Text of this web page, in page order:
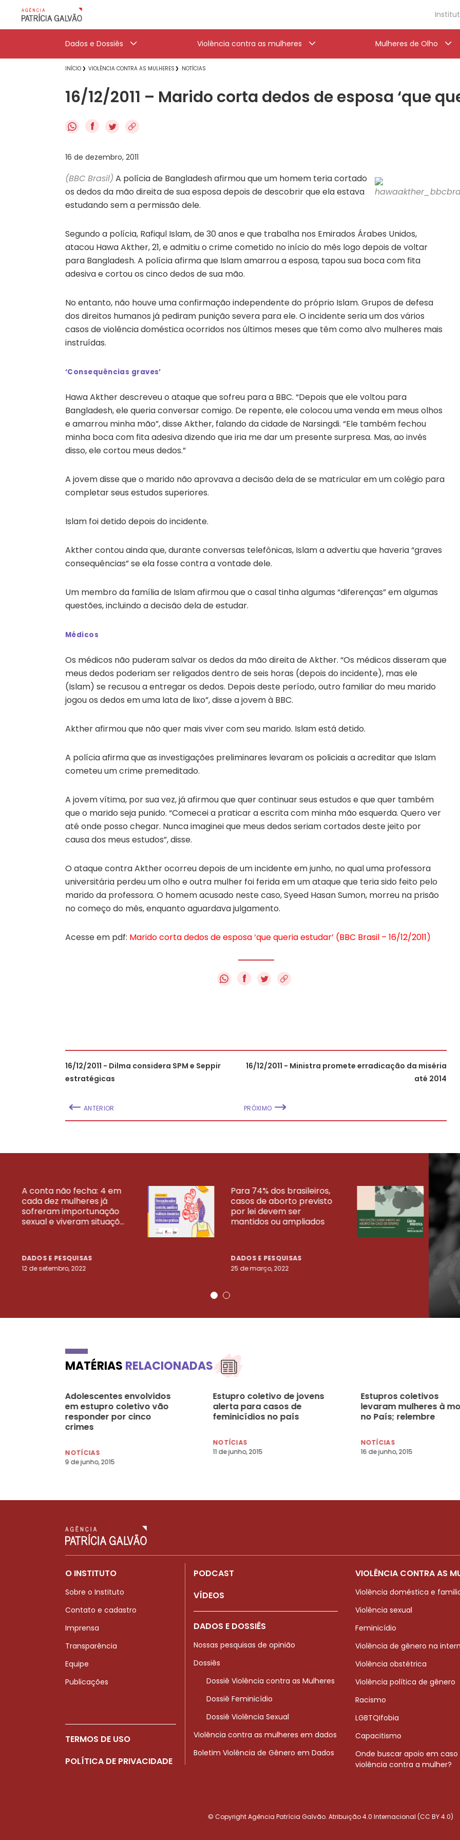
Dados e Dossiês Violência contra as mulheres Mulheres de Olho
INÍCIO VIOLÊNCIA CONTRA AS MULHERES NOTÍCIAS
16/12/2011 – Marido corta dedos de esposa ‘que
f
16 de dezembro, 2011
(BBC Brasil) A polícia de Bangladesh afirmou que um homem teria cortado
os dedos da mão direita de sua esposa depois de descobrir que ela estava
estudando sem a permissão dele.
Segundo a polícia, Rafiqul Islam, de 30 anos e que trabalha nos Emirados Árabes Unidos,
atacou Hawa Akther, 21, e admitiu o crime cometido no início do mês logo depois de voltar
para Bangladesh. A polícia afirma que Islam amarrou a esposa, tapou sua boca com fita
adesiva e cortou os cinco dedos de sua mão.
No entanto, não houve uma confirmação independente do próprio Islam. Grupos de defesa
dos direitos humanos já pediram punição severa para ele. O incidente seria um dos vários
casos de violência doméstica ocorridos nos últimos meses que têm como alvo mulheres mais
instruídas.
‘Consequências graves’
Hawa Akther descreveu o ataque que sofreu para a BBC. “Depois que ele voltou para
Bangladesh, ele queria conversar comigo. De repente, ele colocou uma venda em meus olhos
e amarrou minha mão”, disse Akther, falando da cidade de Narsingdi. “Ele também fechou
minha boca com fita adesiva dizendo que iria me dar um presente surpresa. Mas, ao invés
disso, ele cortou meus dedos.”
A jovem disse que o marido não aprovava a decisão dela de se matricular em um colégio para
completar seus estudos superiores.
Islam foi detido depois do incidente.
Akther contou ainda que, durante conversas telefônicas, Islam a advertiu que haveria “graves
consequências” se ela fosse contra a vontade dele.
Um membro da família de Islam afirmou que o casal tinha algumas “diferenças” em algumas
questões, incluindo a decisão dela de estudar.
Médicos
Os médicos não puderam salvar os dedos da mão direita de Akther. “Os médicos disseram que
meus dedos poderiam ser religados dentro de seis horas (depois do incidente), mas ele
(Islam) se recusou a entregar os dedos. Depois deste período, outro familiar do meu marido
jogou os dedos em uma lata de lixo”, disse a jovem à BBC.
Akther afirmou que não quer mais viver com seu marido. Islam está detido.
A polícia afirma que as investigações preliminares levaram os policiais a acreditar que Islam
cometeu um crime premeditado.
A jovem vítima, por sua vez, já afirmou que quer continuar seus estudos e que quer também
que o marido seja punido. “Comecei a praticar a escrita com minha mão esquerda. Quero ver
até onde posso chegar. Nunca imaginei que meus dedos seriam cortados deste jeito por
causa dos meus estudos”, disse.
O ataque contra Akther ocorreu depois de um incidente em junho, no qual uma professora
universitária perdeu um olho e outra mulher foi ferida em um ataque que teria sido feito pelo
marido da professora. O homem acusado neste caso, Syeed Hasan Sumon, morreu na prisão
no começo do mês, enquanto aguardava julgamento.
Acesse em pdf: Marido corta dedos de esposa ‘que queria estudar’ (BBC Brasil – 16/12/2011)
f
16/12/2011 - Dilma considera SPM e Seppir
estratégicas
ANTERIOR
16/12/2011 - Ministra promete erradicação da miséria
até 2014
PRÓXIMO
A conta não fecha: 4 em
cada dez mulheres já
sofreram importunação
sexual e viveram situaçõ...
DADOS E PESQUISAS
12 de setembro, 2022
Para 74% dos brasileiros,
casos de aborto previsto
por lei devem ser
mantidos ou ampliados
DADOS E PESQUISAS
25 de março, 2022
23
VEJA MAIS PESQUISAS
MATÉRIAS RELACIONADAS
Adolescentes envolvidos
em estupro coletivo vão
responder por cinco
crimes
NOTÍCIAS
9 de junho, 2015
Estupro coletivo de jovens
alerta para casos de
feminicídios no país
NOTÍCIAS
11 de junho, 2015
Estupros coletivos
levaram mulheres à
no País; relembre
NOTÍCIAS
16 de junho, 2015
O INSTITUTO
Sobre o Instituto
Contato e cadastro
Imprensa
Transparência
Equipe
Publicações
TERMOS DE USO
POLÍTICA DE PRIVACIDADE
PODCAST
VÍDEOS
DADOS E DOSSIÊS
Nossas pesquisas de opinião
Dossiês
Dossiê Violência contra as Mulheres
Dossiê Feminicídio
Dossiê Violência Sexual
Violência contra as mulheres em dados
Boletim Violência de Gênero em Dados
VIOLÊNCIA CONTRA AS
Violência doméstica e
Violência sexual
Feminicídio
Violência de gênero na
Violência obstétrica
Violência política de gênero
Racismo
LGBTQIfobia
Capacitismo
Onde buscar apoio em caso
violência contra a mulher?
© Copyright Agência Patrícia Galvão. Atribuição 4.0 Internacional (CC BY 4.0)